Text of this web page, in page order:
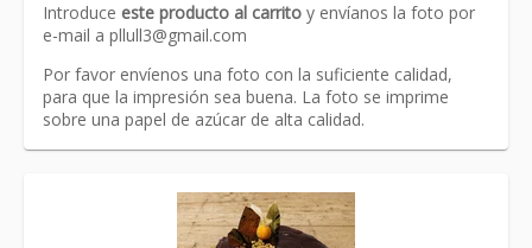
Link
Introduce este producto al carrito y envíanos la foto por
e-mail a pllull3@gmail.com
Por favor envíenos una foto con la suficiente calidad,
para que la impresión sea buena. La foto se imprime
sobre una papel de azúcar de alta calidad.